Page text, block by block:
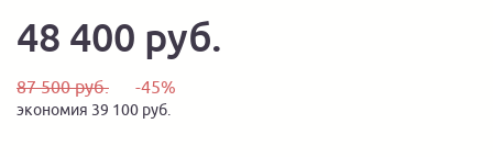
48 400 руб.
87 500 руб. -45%
экономия 39 100 руб.